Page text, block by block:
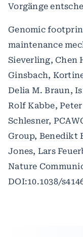
Vorgänge
Genomic
maintenance
Sieverling, Chen
Ginsbach,
Delia M. Braun,
Rolf Kabbe,
Schlesner,
Group, Benedikt
Jones, Lars
Nature
DOI:10.1038/